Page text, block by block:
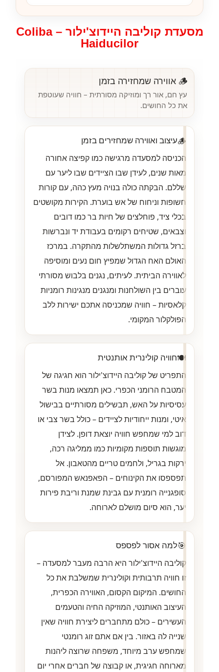
מסעדת קוליבה היידוצ'ילור – Coliba
Haiducilor
🪵 אווירה שמחזירה בזמן
עץ חם, אור רך ומוזיקה מסורתית – חוויה שעוטפת
את כל החושים.
🪵עיצוב ואווירה שמחזירים בזמן
הכניסה למסעדה מרגישה כמו קפיצה אחורה
מאות שנים, לעידן שבו הציידים שבו ליער עם
שללם. הבקתה כולה בנויה מעץ כהה, עם קורות
חשופות וניחוח של אש בוערת. הקירות מקושטים
בכלי ציד, פוחלצים של חיות בר כמו דובים
וצבאים, שטיחים רקומים בעבודת יד ונברשות
ברזל גדולות המשתלשלות מהתקרה. במרכז
האולם האח הגדול שמפיץ חום נעים ומוסיפה
לאווירה הביתית. לעיתים, נגנים בלבוש מסורתי
עוברים בין השולחנות ומנגנים מנגינות רומניות
קלאסיות – חוויה שמכניסה אתכם ישירות ללב
הפולקלור המקומי.
🍽️חוויה קולינרית אותנטית
התפריט של קוליבה היידוצ'ילור הוא חגיגה של
המטבח הרומני הכפרי. כאן תמצאו מנות בשר
עסיסיות על האש, תבשילים מסורתיים בבישול
איטי, ומנות ייחודיות לציידים – כולל בשר צבי או
דוב למי שמחפש חוויה יוצאת דופן. לצידן
מוגשות תוספות מקומיות כמו ממליגה רכה,
ירקות בגריל, ולחמים טריים מהטאבון. אל
תפספסו את הקינוחים – הפאפנאש המפורסם,
סופגנייה רומנית עם גבינת שמנת וריבת פירות
יער, הוא סיום מושלם לארוחה.
🎯למה אסור לפספס
קוליבה היידוצ'ילור היא הרבה מעבר למסעדה –
זו חוויה תרבותית וקולינרית שמשלבת את כל
החושים. המיקום הקסום, האווירה הכפרית,
העיצוב האותנטי, המוזיקה החיה והטעמים
העשירים – כולם מתחברים ליצירת חוויה שאין
שנייה לה באזור. בין אם אתם זוג רומנטי
שמחפש ערב מיוחד, משפחה שרוצה ליהנות
מארוחה חגיגית, או קבוצה של חברים אחרי יום